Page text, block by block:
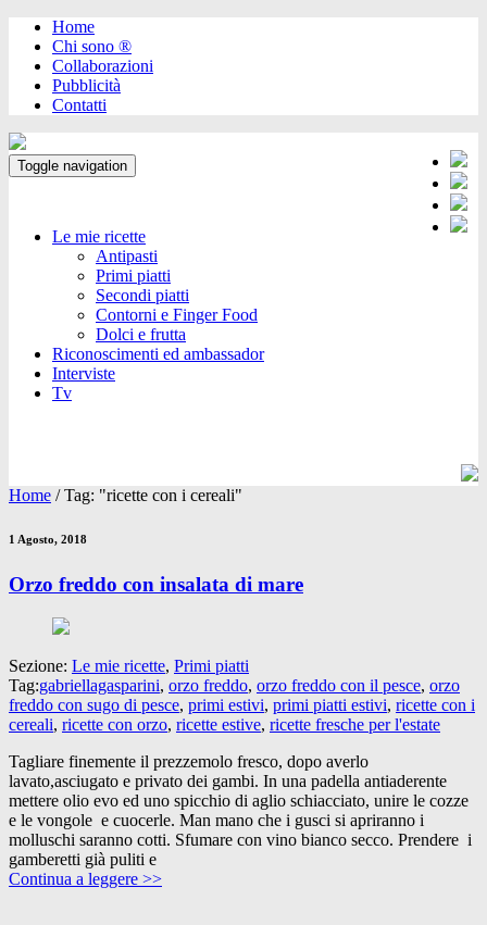
Home
Chi sono ®️
Collaborazioni
Pubblicità
Contatti
Toggle navigation
Le mie ricette
Antipasti
Primi piatti
Secondi piatti
Contorni e Finger Food
Dolci e frutta
Riconoscimenti ed ambassador
Interviste
Tv
Home /Tag: "ricette con i cereali"
1 Agosto, 2018
Orzo freddo con insalata di mare
Sezione: Le mie ricette, Primi piatti
Tag:gabriellagasparini, orzo freddo, orzo freddo con il pesce, orzo
freddo con sugo di pesce, primi estivi, primi piatti estivi, ricette con i
cereali, ricette con orzo, ricette estive, ricette fresche per l'estate
Tagliare finemente il prezzemolo fresco, dopo averlo
lavato,asciugato e privato dei gambi. In una padella antiaderente
mettere olio evo ed uno spicchio di aglio schiacciato, unire le cozze
e le vongole e cuocerle. Man mano che i gusci si apriranno i
molluschi saranno cotti. Sfumare con vino bianco secco. Prendere i
gamberetti già puliti e
Continua a leggere >>